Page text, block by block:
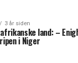
3 år siden
land: –
i Niger